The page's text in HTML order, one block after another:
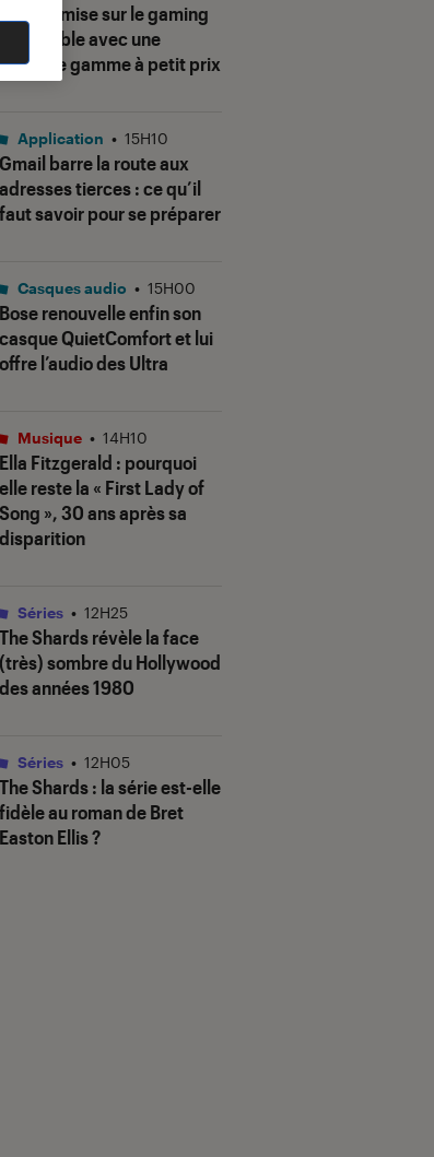
Corsair mise sur le gaming
accessible avec une
nouvelle gamme à petit prix
Gmail barre la route aux
adresses tierces : ce qu’il
faut savoir pour se préparer
Application • 15H10
Bose renouvelle enfin son
casque QuietComfort et lui
offre l’audio des Ultra
Casques audio • 15H00
Ella Fitzgerald : pourquoi
elle reste la « First Lady of
Song », 30 ans après sa
disparition
Musique • 14H10
The Shardsrévèle la face
(très) sombre du Hollywood
des années 1980
Séries • 12H25
The Shards: la série est-elle
fidèle au roman de Bret
Easton Ellis ?
Séries • 12H05